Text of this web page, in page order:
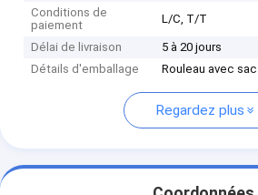
Conditions de
paiement
L/C, T/T
Délai de livraison
5 à 20 jours
Détails d'emballage
Rouleau avec
Regardez plus